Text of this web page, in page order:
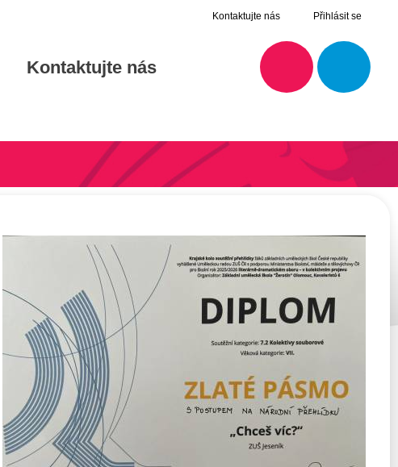
Kontaktujte nás Přihlásit se
Kontaktujte nás